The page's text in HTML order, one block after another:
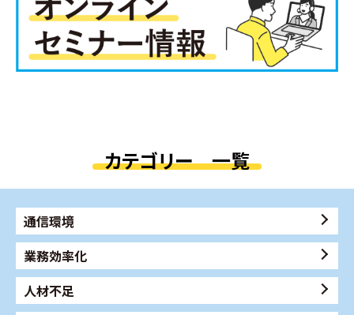
カテゴリー 一覧
通信環境
業務効率化
人材不足